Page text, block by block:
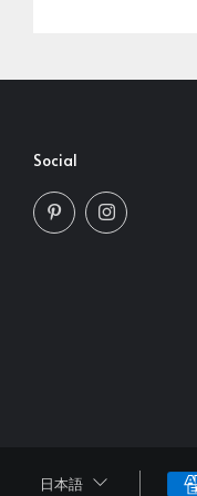
Social
PinterestInstagram
Language
日本語